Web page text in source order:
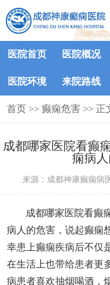
医院首页 医院概况
医院环境 来院路线
首页 >> 癫痫危害 >> 正
成都哪家医院看癫
痫病
来源：成都神康癫痫病
成都哪家医院看癫
病人的危害，说起癫痫
幸患上癫痫疾病后不仅
在生活上也带给患者更
病患者喜欢抽烟喝酒，